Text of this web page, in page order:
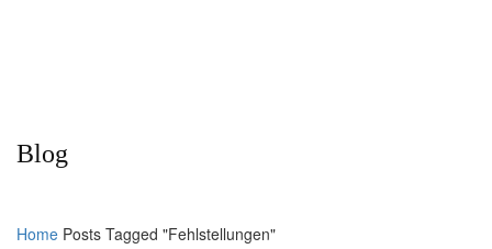
Blog
Home Posts Tagged "Fehlstellungen"